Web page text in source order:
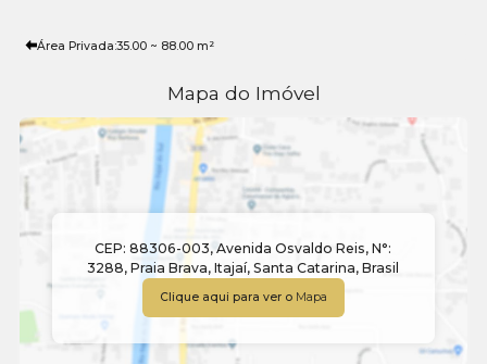
Área Privada:35.00 ~ 88.00 m²
Mapa do Imóvel
CEP: 88306-003,Avenida Osvaldo Reis,N°:
3288,Praia Brava,Itajaí,Santa Catarina,Brasil
Clique aqui para ver o Mapa